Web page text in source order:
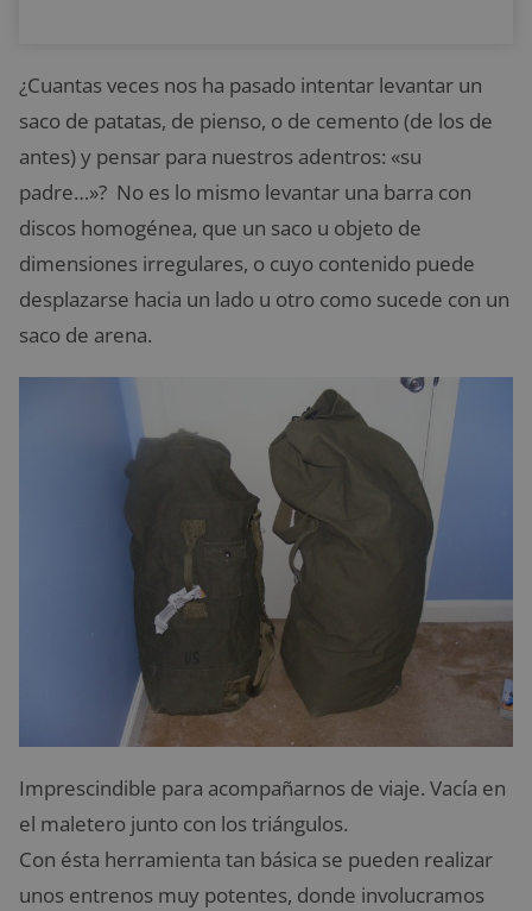
¿Cuantas veces nos ha pasado intentar levantar un
saco de patatas, de pienso, o de cemento (de los de
antes) y pensar para nuestros adentros: «su
padre…»? No es lo mismo levantar una barra con
discos homogénea, que un saco u objeto de
dimensiones irregulares, o cuyo contenido puede
desplazarse hacia un lado u otro como sucede con un
saco de arena.
Imprescindible para acompañarnos de viaje. Vacía en
el maletero junto con los triángulos.
Con ésta herramienta tan básica se pueden realizar
unos entrenos muy potentes, donde involucramos